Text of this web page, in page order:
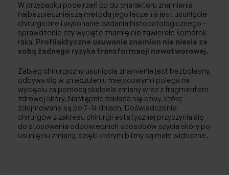
W przypadku podejrzeń co do charakteru znamienia
najbezpieczniejszą metodą jego leczenia jest usunięcie
chirurgiczne i wykonanie badania histopatologicznego –
sprawdzenie czy wycięte znamię nie zawierało komórek
raka. Profilaktyczne usuwanie znamion nie niesie ze
sobą żadnego ryzyka transformacji nowotworowej.
Zabieg chirurgiczny usunięcia znamienia jest bezbolesny,
odbywa się w znieczuleniu miejscowym i polega na
wycięciu za pomocą skalpela zmiany wraz z fragmentem
zdrowej skóry. Następnie zakłada się szwy, które
zdejmowane są po 7–14 dniach. Doświadczenie
chirurgów z zakresu chirurgii estetycznej przyczynia się
do stosowania odpowiednich sposobów szycia skóry po
usunięciu zmiany, dzięki którym blizny są mało widoczne.